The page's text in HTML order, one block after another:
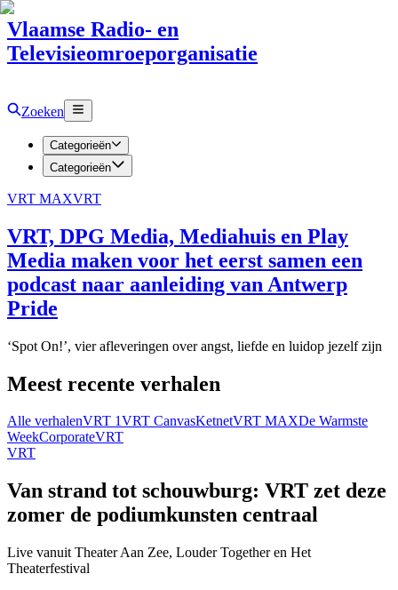
Vlaamse Radio- en
Televisieomroeporganisatie
Zoeken
Categorieën
Categorieën
VRT MAXVRT
VRT, DPG Media, Mediahuis en Play
Media maken voor het eerst samen een
podcast naar aanleiding van Antwerp
Pride
‘Spot On!’, vier afleveringen over angst, liefde en luidop jezelf zijn
Meest recente verhalen
Alle verhalenVRT 1VRT CanvasKetnetVRT MAXDe Warmste
WeekCorporateVRT
VRT
Van strand tot schouwburg: VRT zet deze
zomer de podiumkunsten centraal
Live vanuit Theater Aan Zee, Louder Together en Het
Theaterfestival